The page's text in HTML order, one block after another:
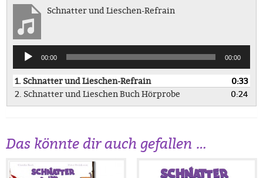
Schnatter und Lieschen-Refrain
Audio-
Player
00:00 00:00
1. Schnatter und Lieschen-Refrain
0:33
2. Schnatter und Lieschen Buch Hörprobe 0:24
Das könnte dir auch gefallen …